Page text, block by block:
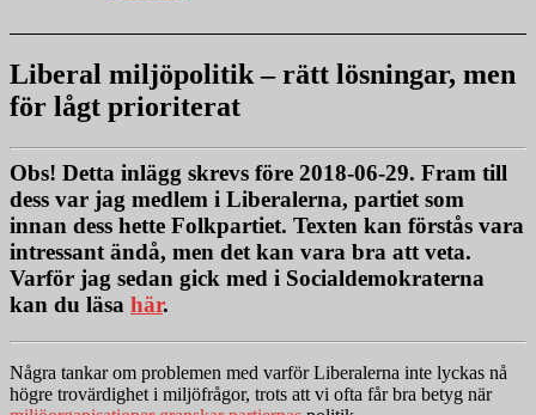
Liberal miljöpolitik – rätt lösningar, men
för lågt prioriterat
Obs! Detta inlägg skrevs före 2018-06-29. Fram till
dess var jag medlem i Liberalerna, partiet som
innan dess hette Folkpartiet. Texten kan förstås vara
intressant ändå, men det kan vara bra att veta.
Varför jag sedan gick med i Socialdemokraterna
kan du läsa här.
Några tankar om problemen med varför Liberalerna inte lyckas nå
högre trovärdighet i miljöfrågor, trots att vi ofta får bra betyg när